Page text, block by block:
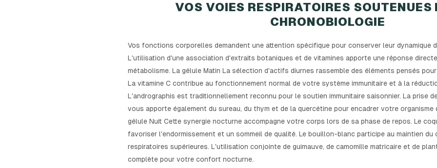
VOS VOIES RESPIRATOIRES SOUTENUES
CHRONOBIOLOGIE
Vos fonctions corporelles demandent une attention spécifique pour conserver leur dynamique
L'utilisation d'une association d'extraits botaniques et de vitamines apporte une réponse
métabolisme. La gélule Matin La sélection d'actifs diurnes rassemble des éléments pensés
La vitamine C contribue au fonctionnement normal de votre système immunitaire et à la
L'andrographis est traditionnellement reconnu pour le soutien immunitaire saisonnier. La prise
vous apporte également du sureau, du thym et de la quercétine pour encadrer votre organisme
gélule Nuit Cette synergie nocturne accompagne votre corps lors de sa phase de repos. Le
favoriser l'endormissement et un sommeil de qualité. Le bouillon-blanc participe au maintien
respiratoires supérieures. L'utilisation conjointe de guimauve, de camomille matricaire et de
complète pour votre confort nocturne.